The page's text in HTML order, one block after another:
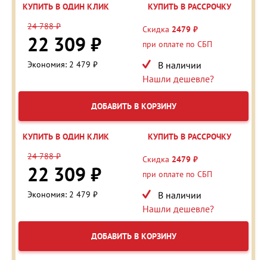
КУПИТЬ В ОДИН КЛИК
КУПИТЬ В РАССРОЧКУ
24 788 ₽
22 309 ₽
Экономия: 2 479 ₽
Скидка 2479 ₽
при оплате по СБП
В наличии
Нашли дешевле?
ДОБАВИТЬ В КОРЗИНУ
КУПИТЬ В ОДИН КЛИК
КУПИТЬ В РАССРОЧКУ
24 788 ₽
22 309 ₽
Экономия: 2 479 ₽
Скидка 2479 ₽
при оплате по СБП
В наличии
Нашли дешевле?
ДОБАВИТЬ В КОРЗИНУ